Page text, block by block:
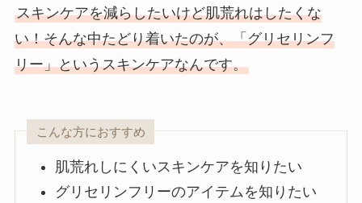
スキンケアを減らしたいけど肌荒れはしたくな
い！そんな中たどり着いたのが、「グリセリンフ
リー」というスキンケアなんです。
こんな方におすすめ
肌荒れしにくいスキンケアを知りたい
グリセリンフリーのアイテムを知りたい